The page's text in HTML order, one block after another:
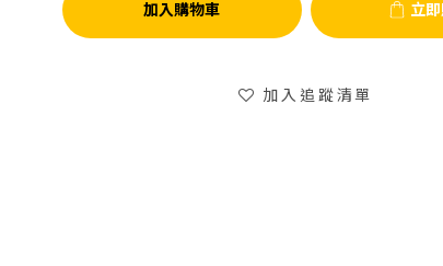
加入購物車 立
加入追蹤清單